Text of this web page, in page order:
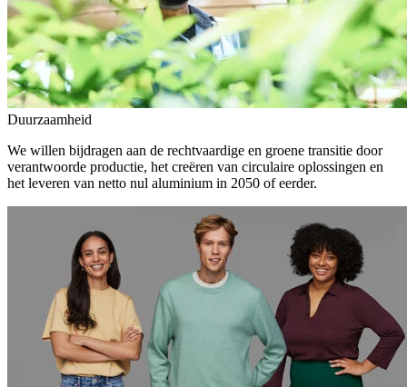
Duurzaamheid
We willen bijdragen aan de rechtvaardige en groene transitie door
verantwoorde productie, het creëren van circulaire oplossingen en
het leveren van netto nul aluminium in 2050 of eerder.